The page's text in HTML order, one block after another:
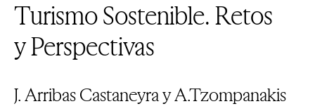
Turismo Sostenible. Retos
y Perspectivas
J. Arribas Castaneyra y A.Tzompanakis